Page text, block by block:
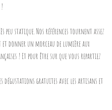
peu statique. Nos références tournent assez
donner un morceau de lumière aux
! Et pour être sur que vous repartiez
dégustations gratuites avec les artisans et